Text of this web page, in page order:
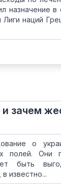
назначение в
наций
зачем
о
полей. Они
быть
известно...